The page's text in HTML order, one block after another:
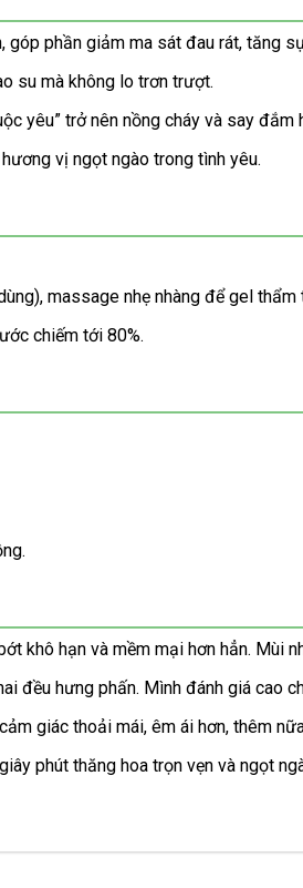
phần giảm ma sát đau rát, tăng
su mà không lo trơn trượt.
yêu” trở nên nồng cháy và say đắm
vị ngọt ngào trong tình yêu.
massage nhẹ nhàng để gel thẩm
chiếm tới 80%.
khô hạn và mềm mại hơn hẳn. Mùi
đều hưng phấn. Mình đánh giá cao
giác thoải mái, êm ái hơn, thêm
phút thăng hoa trọn vẹn và ngọt